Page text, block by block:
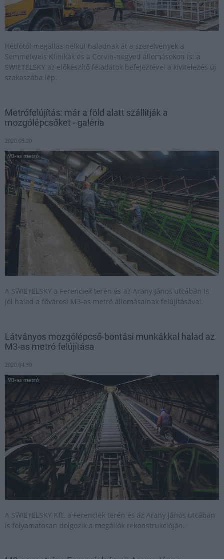
Hétfőtől megállás nélkül haladnak át a szerelvények a
Semmelweis Klinikák és a Corvin-negyed állomásokon is: a
SWIETELSKY az előkészítő feladatok befejeztével a kivitelezés új
szakaszába lép.
Metrófelújítás: már a föld alatt szállítják a
mozgólépcsőket - galéria
2020.05.20
M3-as metró
A SWIETELSKY a Ferenciek terén és az Arany János utcában is
jól halad a fővárosi M3-as metró állomásainak felújításával.
Látványos mozgólépcső-bontási munkákkal halad az
M3-as metró felújítása
2020.04.30
M3-as metró
A SWIETELSKY Kft. a Ferenciek terén és az Arany János utcában
is folyamatosan dolgozik a megállók rekonstrukcióján.